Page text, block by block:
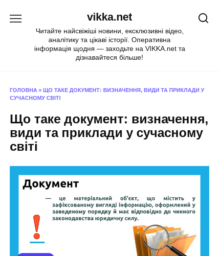
vikka.net
Читайте найсвіжіші новини, ексклюзивні відео,
аналітику та цікаві історії. Оперативна
інформація щодня — заходьте на VIKKA.net та
дізнавайтеся більше!
ГОЛОВНА » ЩО ТАКЕ ДОКУМЕНТ: ВИЗНАЧЕННЯ, ВИДИ ТА ПРИКЛАДИ У
СУЧАСНОМУ СВІТІ
Що таке документ: визначення,
види та приклади у сучасному
світі